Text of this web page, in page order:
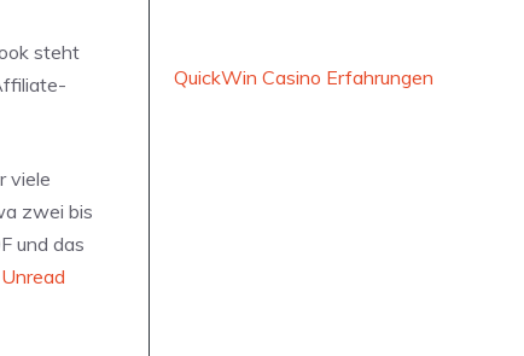
steht
viele
zwei bis
und das
Unread
QuickWin Casino Erfahrungen